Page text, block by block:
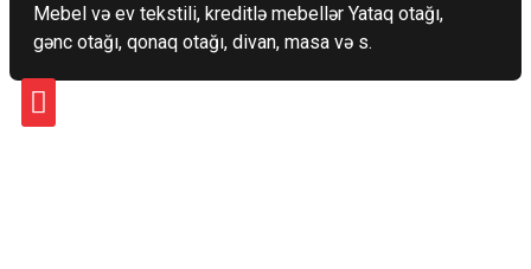
Mebel və ev tekstili, kreditlə mebellər Yataq otağı,
gənc otağı, qonaq otağı, divan, masa və s.